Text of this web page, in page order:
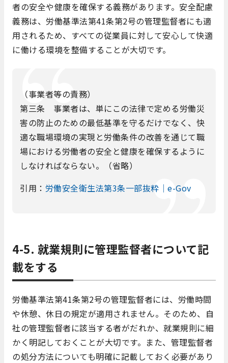
者の安全や健康を確保する義務があります。安全配慮
義務は、労働基準法第41条第2号の管理監督者にも適
用されるため、すべての従業員に対して安心して快適
に働ける環境を整備することが大切です。
（事業者等の責務）
第三条 事業者は、単にこの法律で定める労働災
害の防止のための最低基準を守るだけでなく、快
適な職場環境の実現と労働条件の改善を通じて職
場における労働者の安全と健康を確保するように
しなければならない。（省略）
引用： 労働安全衛生法第3条一部抜粋｜e-Gov
4-5. 就業規則に管理監督者について記
載をする
労働基準法第41条第2号の管理監督者には、労働時間
や休憩、休日の規定が適用されません。そのため、自
社の管理監督者に該当する者がだれか、就業規則に細
かく明記しておくことが大切です。また、管理監督者
の処分方法についても明確に記載しておく必要があり